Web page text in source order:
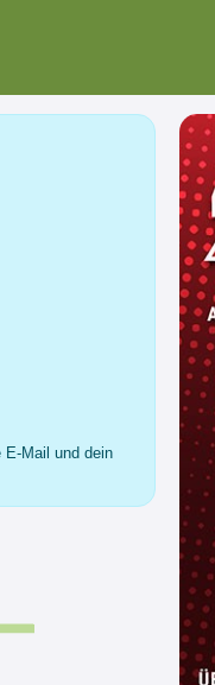
Mail und dein